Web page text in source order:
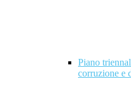
Piano
corruzione e